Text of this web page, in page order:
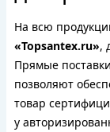
На всю
«Topsantex.ru»,
Прямые
позволяют
товар
у